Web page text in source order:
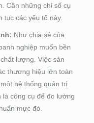
Cần những chỉ số cụ
tục các yếu tố này.
Như chia sẻ của
nghiệp muốn bền
lượng. Việc sản
thương hiệu lớn toàn
hệ thống quản trị
công cụ để đo lường
mực đó.